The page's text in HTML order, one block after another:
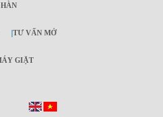
|TƯ VẤN MỞ
GIẶT